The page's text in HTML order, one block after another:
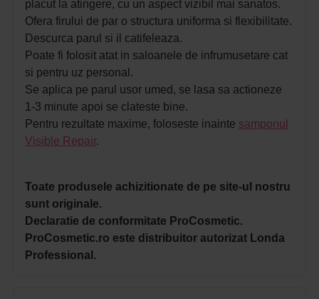
placut la atingere, cu un aspect vizibil mai sanatos.
Ofera firului de par o structura uniforma si flexibilitate.
Descurca parul si il catifeleaza.
Poate fi folosit atat in saloanele de infrumusetare cat
si pentru uz personal.
Se aplica pe parul usor umed, se lasa sa actioneze
1-3 minute apoi se clateste bine.
Pentru rezultate maxime, foloseste inainte samponul
Visible Repair.
Toate produsele achizitionate de pe site-ul nostru
sunt originale.
Declaratie de conformitate ProCosmetic.
ProCosmetic.ro este distribuitor autorizat Londa
Professional.